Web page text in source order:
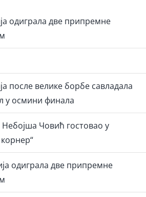
одиграла две припремне
после велике борбе савладала
у осмини финала
Човић гостовао у
одиграла две припремне